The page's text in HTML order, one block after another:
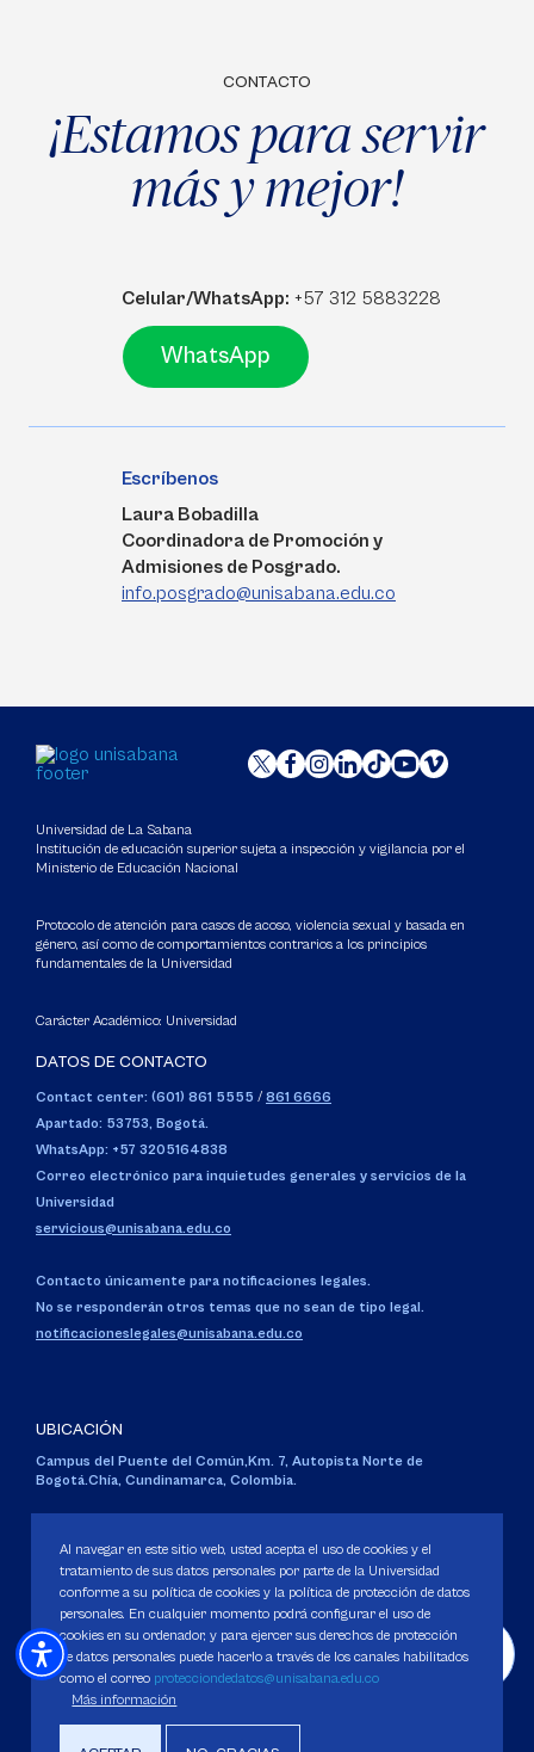
CONTACTO
¡Estamos para servir
más y mejor!
Celular/WhatsApp: +57 312 5883228
WhatsApp
Escríbenos
Laura Bobadilla
Coordinadora de Promoción y
Admisiones de Posgrado.
info.posgrado@unisabana.edu.co
Universidad de La Sabana
Institución de educación superior sujeta a inspección y vigilancia por el
Ministerio de Educación Nacional
Protocolo de atención para casos de acoso, violencia sexual y basada en
género, así como de comportamientos contrarios a los principios
fundamentales de la Universidad
Carácter Académico: Universidad
DATOS DE CONTACTO
Contact center: (601) 861 5555 / 861 6666
Apartado: 53753, Bogotá.
WhatsApp: +57 3205164838
Correo electrónico para inquietudes generales y servicios de la
Universidad
servicious@unisabana.edu.co
Contacto únicamente para notificaciones legales.
No se responderán otros temas que no sean de tipo legal.
notificacioneslegales@unisabana.edu.co
UBICACIÓN
Campus del Puente del Común,Km. 7, Autopista Norte de
Bogotá.Chía, Cundinamarca, Colombia.
Personería Jurídica:Resolución 130 del 14 de enero de 1980.
Ministerio de Educación Nacional.
Política de Protección de datos
Al navegar en este sitio web, usted acepta el uso de cookies y el
tratamiento de sus datos personales por parte de la Universidad
conforme a su política de cookies y la política de protección de datos
personales. En cualquier momento podrá configurar el uso de
cookies en su ordenador, y para ejercer sus derechos de protección
de datos personales puede hacerlo a través de los canales habilitados
como el correo protecciondedatos@unisabana.edu.co
Más información